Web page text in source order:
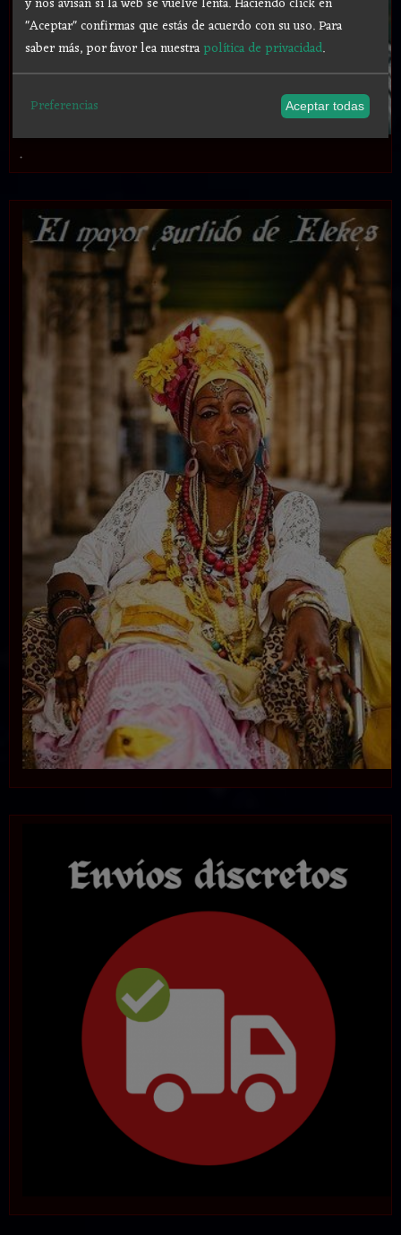
.
"Aceptar" confirmas que estás de acuerdo con su uso.Para
saber más, por favor lea nuestrapolítica de privacidad.
Preferencias Aceptar todas